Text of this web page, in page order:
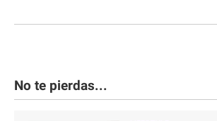
No te pierdas...